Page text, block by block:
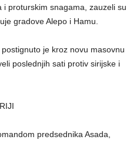
proturskim snagama, zauzeli su
gradove Alepo i Hamu.
je kroz novu masovnu
poslednjih sati protiv sirijske i
predsednika Asada,